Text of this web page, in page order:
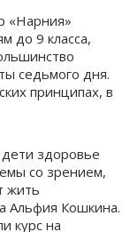
«Нарния»
до 9 класса,
седьмого дня.
принципах, в
здоровье
со зрением,
жить
Альфия Кошкина.
курс на